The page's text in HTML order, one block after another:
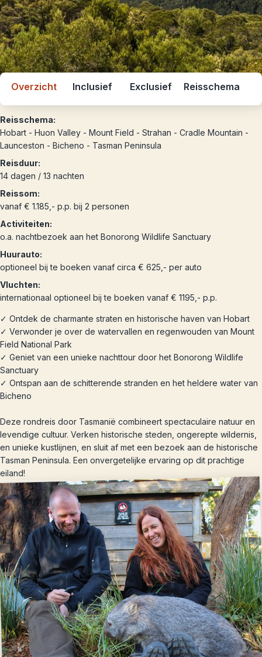
Overzicht Inclusief Exclusief Reisschema
Reisschema:
Hobart - Huon Valley - Mount Field - Strahan - Cradle Mountain -
Launceston - Bicheno - Tasman Peninsula
Reisduur:
14 dagen / 13 nachten
Reissom:
vanaf € 1.185,- p.p. bij 2 personen
Activiteiten:
o.a. nachtbezoek aan het Bonorong Wildlife Sanctuary
Huurauto:
optioneel bij te boeken vanaf circa € 625,- per auto
Vluchten:
internationaal optioneel bij te boeken vanaf € 1195,- p.p.
✓ Ontdek de charmante straten en historische haven van Hobart
✓ Verwonder je over de watervallen en regenwouden van Mount
Field National Park
✓ Geniet van een unieke nachttour door het Bonorong Wildlife
Sanctuary
✓ Ontspan aan de schitterende stranden en het heldere water van
Bicheno
Deze rondreis door Tasmanië combineert spectaculaire natuur en
levendige cultuur. Verken historische steden, ongerepte wildernis,
en unieke kustlijnen, en sluit af met een bezoek aan de historische
Tasman Peninsula. Een onvergetelijke ervaring op dit prachtige
eiland!